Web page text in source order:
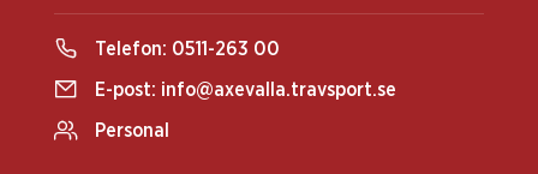
Telefon: 0511-263 00
E-post: info@axevalla.travsport.se
Personal